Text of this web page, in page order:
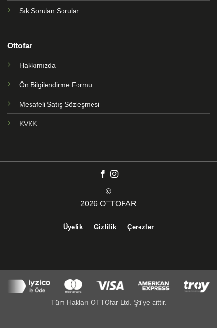
Sık Sorulan Sorular
Ottofar
Hakkımızda
Ön Bilgilendirme Formu
Mesafeli Satış Sözleşmesi
KVKK
©
2026 OTTOFAR
Üyelik Gizlilik Çerezler
Tüm Hakları OTTOfar Ltd. Şti'ye aittir.